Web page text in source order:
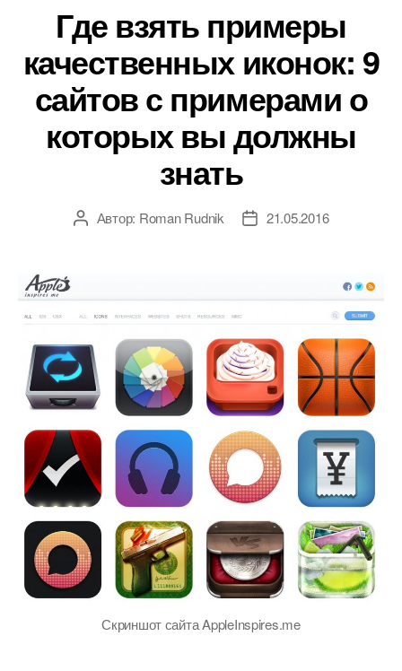
Где взять примеры
качественных иконок: 9
сайтов с примерами о
которых вы должны
знать
АвторАвтор: Roman Rudnik
Дата21.05.2016
Скриншот сайта AppleInspires.me